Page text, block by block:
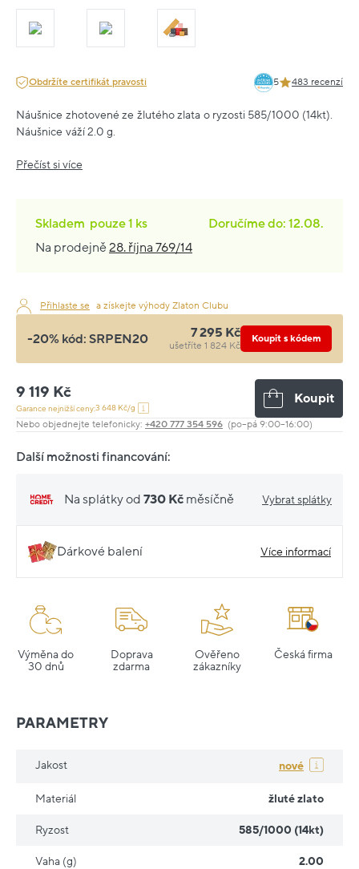
Obdržíte certifikát pravosti 5 483 recenzí
Náušnice zhotovené ze žlutého zlata o ryzosti 585/1000 (14kt).
Náušnice váží 2.0 g.
Přečíst si více
Skladem pouze1 ks
Doručíme do: 12.08.
Na prodejně28. října 769/14
Přihlaste se a získejte výhody Zlaton Clubu
-20% kód: SRPEN20 7 295 Kč
ušetříte 1 824 Kč
Koupit s kódem
9 119 Kč
Garance nejnižší ceny:3 648 Kč/g
Koupit
Nebo objednejte telefonicky: +420 777 354 596 (po–pá 9:00–16:00)
Další možnosti financování:
Na splátky od 730 Kč měsíčně Vybrat splátky
Dárkové balení Více informací
Výměna do
30 dnů
Doprava
zdarma
Ověřeno
zákazníky
Česká firma
PARAMETRY
Jakost nové
Materiál žluté zlato
Ryzost 585/1000 (14kt)
Vaha (g) 2.00